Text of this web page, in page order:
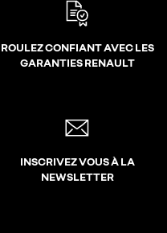
ROULEZ CONFIANT AVEC LES
GARANTIES RENAULT
INSCRIVEZ VOUS À LA
NEWSLETTER